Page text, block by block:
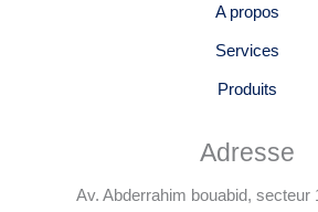
A propos
Services
Produits
Adresse
Av. Abderrahim bouabid, secteur